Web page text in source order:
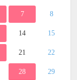
7 8
14 15
21 22
28 29